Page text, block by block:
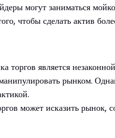
могут заниматься
чтобы сделать актив
торгов является
рынком.
может исказить рынок,